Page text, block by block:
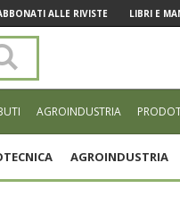
ALLE RIVISTE LIBRI E
sito
AGROINDUSTRIA
AGROINDUSTRIA